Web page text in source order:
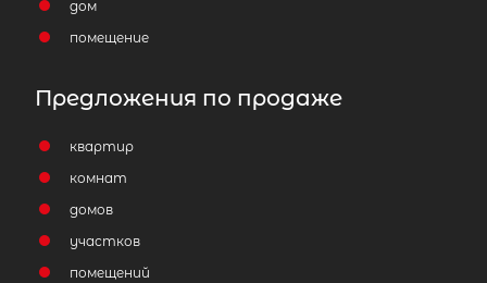
дом
помещение
Предложения по продаже
квартир
комнат
домов
участков
помещений